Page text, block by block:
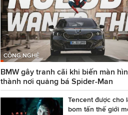
CÔNG NGHỆ
BMW gây tranh cãi khi biến màn
thành nơi quảng bá Spider-Man
Tencent được cho
bom tấn thế giới